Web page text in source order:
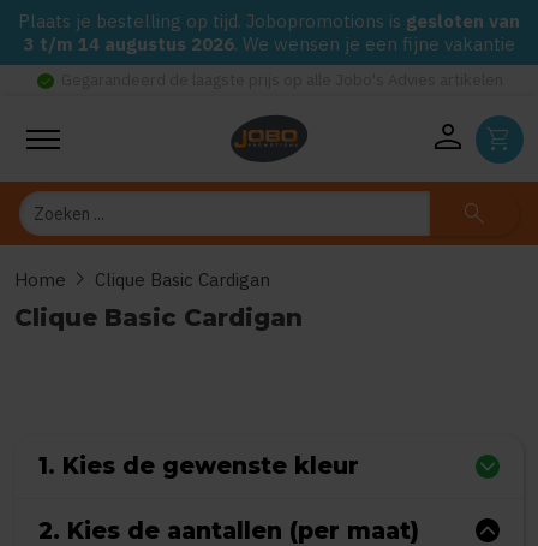
Plaats je bestelling op tijd. Jobopromotions is gesloten van
3 t/m 14 augustus 2026. We wensen je een fijne vakantie
check_circle
person shopping_cart
Zoeken search
Home chevron_right Clique Basic Cardigan
Clique Basic Cardigan
1. Kies de gewenste kleur
2. Kies de aantallen (per maat)